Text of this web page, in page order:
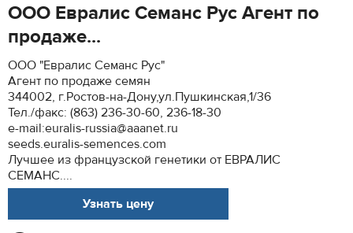
ООО Евралис Семанс Рус Агент по
продаже...
ООО "Евралис Семанс Рус"
Агент по продаже семян
344002, г.Ростов-на-Дону,ул.Пушкинская,1/36
Тел./факс: (863) 236-30-60, 236-18-30
e-mail:euralis-russia@aaanet.ru
seeds.euralis-semences.com
Лучшее из французской генетики от ЕВРАЛИС
СЕМАНС....
Узнать цену